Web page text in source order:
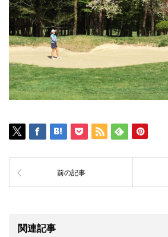
前の記事
関連記事